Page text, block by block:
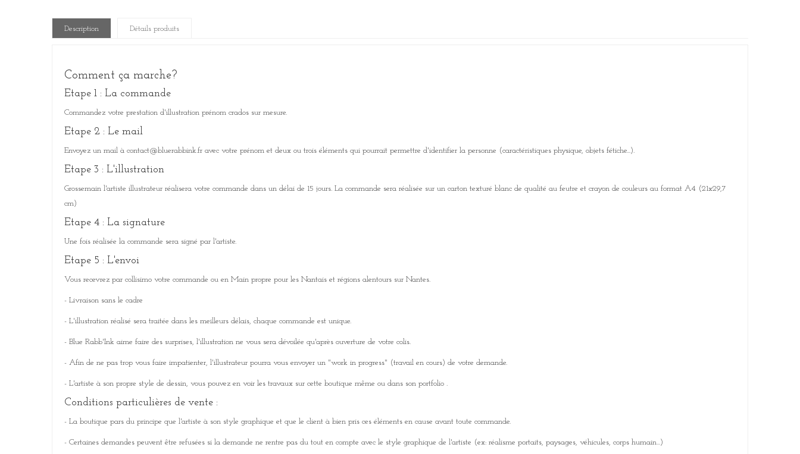
Description Détails produits
Comment ça marche?
Etape 1 : La commande
Commandez votre prestation d'illustration prénom crados sur mesure.
Etape 2 : Le mail
Envoyez un mail à contact@bluerabbink.fr avec votre prénom et deux ou trois éléments qui pourrait permettre d'identifier la personne (caractéristiques physique, objets fétiche...).
Etape 3 : L'illustration
Grossemain l'artiste illustrateur réalisera votre commande dans un délai de 15 jours. La commande sera réalisée sur un carton texturé blanc de qualité au feutre et crayon de couleurs au format A4 (21x29,7
cm)
Etape 4 : La signature
Une fois réalisée la commande sera signé par l'artiste.
Etape 5 : L'envoi
Vous recevrez par collisimo votre commande ou en Main propre pour les Nantais et régions alentours sur Nantes.
- Livraison sans le cadre
- L'illustration réalisé sera traitée dans les meilleurs délais, chaque commande est unique.
- Blue Rabb'Ink aime faire des surprises, l'illustration ne vous sera dévoilée qu'après ouverture de votre colis.
- Afin de ne pas trop vous faire impatienter, l'illustrateur pourra vous envoyer un "work in progress" (travail en cours) de votre demande.
- L'artiste à son propre style de dessin, vous pouvez en voir les travaux sur cette boutique même ou dans son portfolio .
Conditions particulières de vente :
- La boutique pars du principe que l'artiste à son style graphique et que le client à bien pris ces éléments en cause avant toute commande.
- Certaines demandes peuvent être refusées si la demande ne rentre pas du tout en compte avec le style graphique de l'artiste (ex: réalisme portaits, paysages, véhicules, corps humain...)